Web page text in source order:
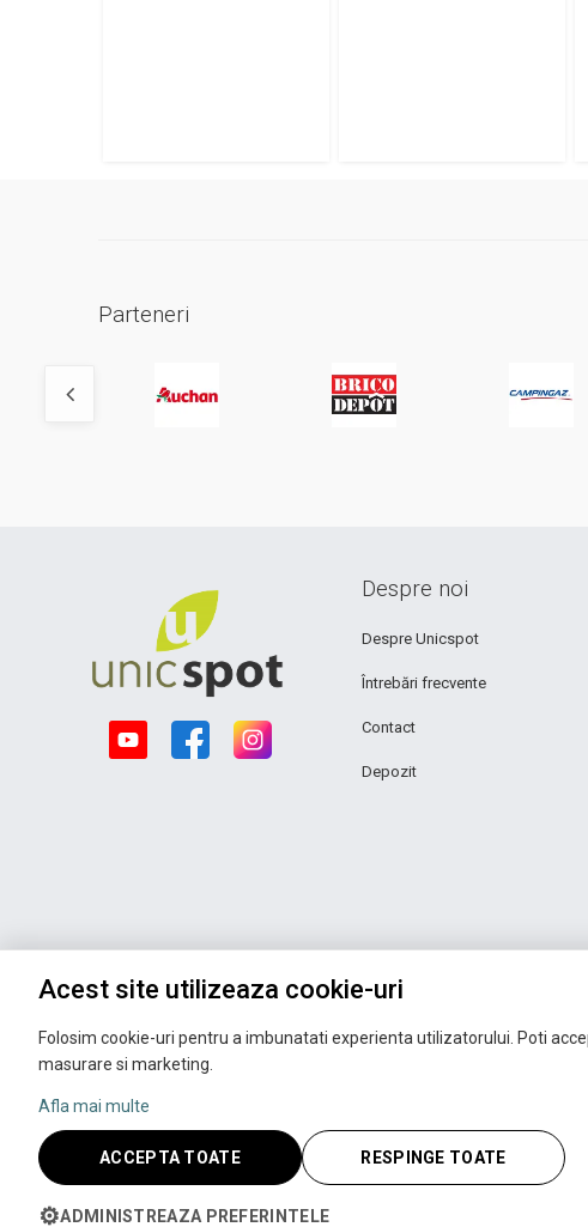
Parteneri
Despre noi
Despre Unicspot
Întrebări frecvente
Contact
Depozit
Copyright © 2026 UNIC SPOT RO S.R.L.
Acest site utilizeaza cookie-uri
Folosim cookie-uri pentru a imbunatati experienta utilizatorului. Poti
masurare si marketing.
Afla mai multe
ACCEPTA TOATE RESPINGE TOATE
⚙ADMINISTREAZA PREFERINTELE